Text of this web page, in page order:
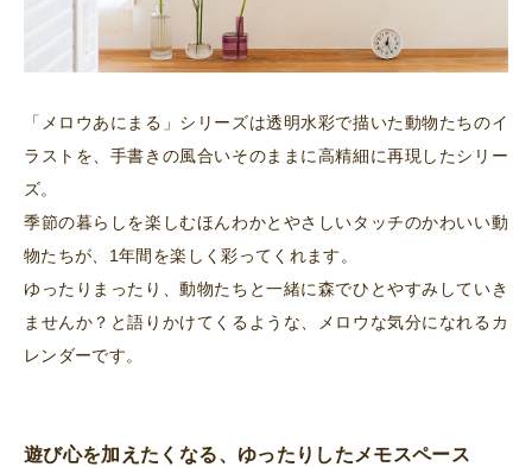
「メロウあにまる」シリーズは透明水彩で描いた動物たちのイ
ラストを、手書きの風合いそのままに高精細に再現したシリー
ズ。
季節の暮らしを楽しむほんわかとやさしいタッチのかわいい動
物たちが、1年間を楽しく彩ってくれます。
ゆったりまったり、動物たちと一緒に森でひとやすみしていき
ませんか？と語りかけてくるような、メロウな気分になれるカ
レンダーです。
遊び心を加えたくなる、ゆったりしたメモスペース